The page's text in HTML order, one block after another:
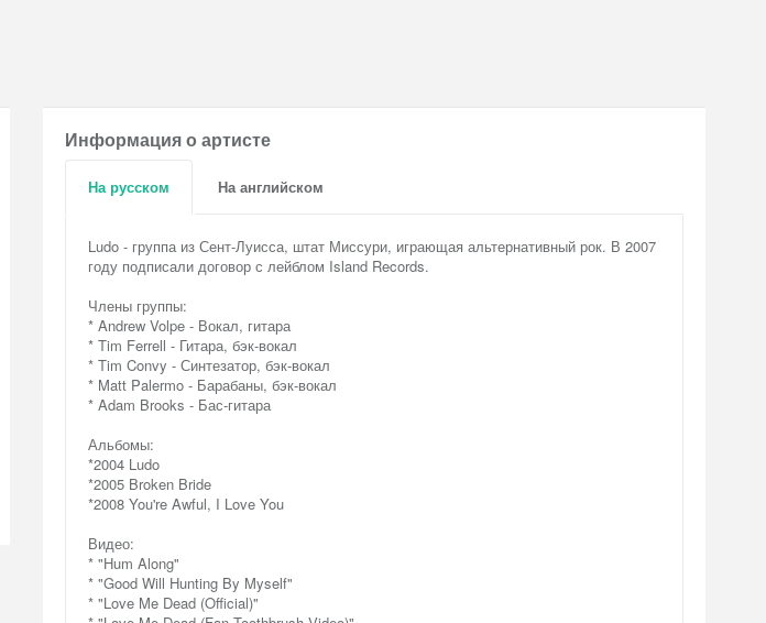
Информация о артисте
На русском На английском
Ludo - группа из Сент-Луисса, штат Миссури, играющая альтернативный рок. В 2007
году подписали договор с лейблом Island Records.
Члены группы:
* Andrew Volpe - Вокал, гитара
* Tim Ferrell - Гитара, бэк-вокал
* Tim Convy - Синтезатор, бэк-вокал
* Matt Palermo - Барабаны, бэк-вокал
* Adam Brooks - Бас-гитара
Альбомы:
*2004 Ludo
*2005 Broken Bride
*2008 You're Awful, I Love You
Видео:
* "Hum Along"
* "Good Will Hunting By Myself"
* "Love Me Dead (Official)"